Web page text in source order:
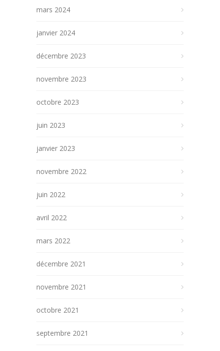
mars 2024
janvier 2024
décembre 2023
novembre 2023
octobre 2023
juin 2023
janvier 2023
novembre 2022
juin 2022
avril 2022
mars 2022
décembre 2021
novembre 2021
octobre 2021
septembre 2021